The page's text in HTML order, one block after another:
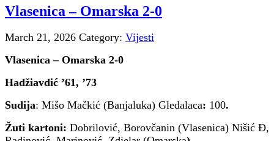
Vlasenica – Omarska 2-0
March 21, 2026 Category: Vijesti
Vlasenica – Omarska 2-0
Hadžiavdić ’61, ’73
Sudija: Mišo Mačkić (Banjaluka) Gledalaca: 100.
Žuti kartoni: Dobrilović, Borovčanin (Vlasenica) Nišić Ð,